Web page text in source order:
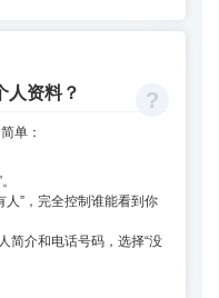
人资料？
单：
人”，完全控制谁能看到你
简介和电话号码，选择“没